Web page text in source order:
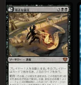
端(たん)正(せい)な論(ろん)文(ぶん)